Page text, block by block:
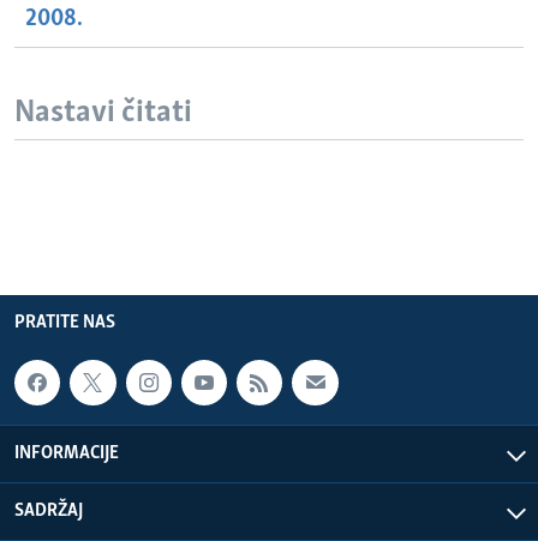
2008.
Nastavi čitati
PRATITE NAS
INFORMACIJE
SADRŽAJ